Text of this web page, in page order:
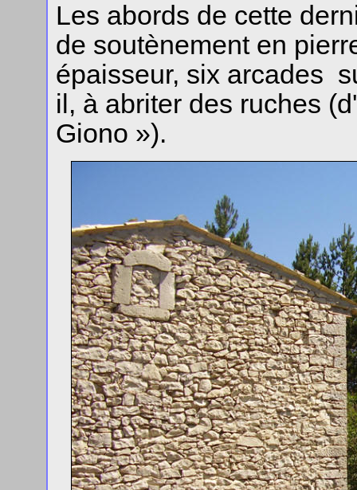
Les abords de cette
de soutènement en
épaisseur, six arcades
il, à abriter des ruches
Giono »).